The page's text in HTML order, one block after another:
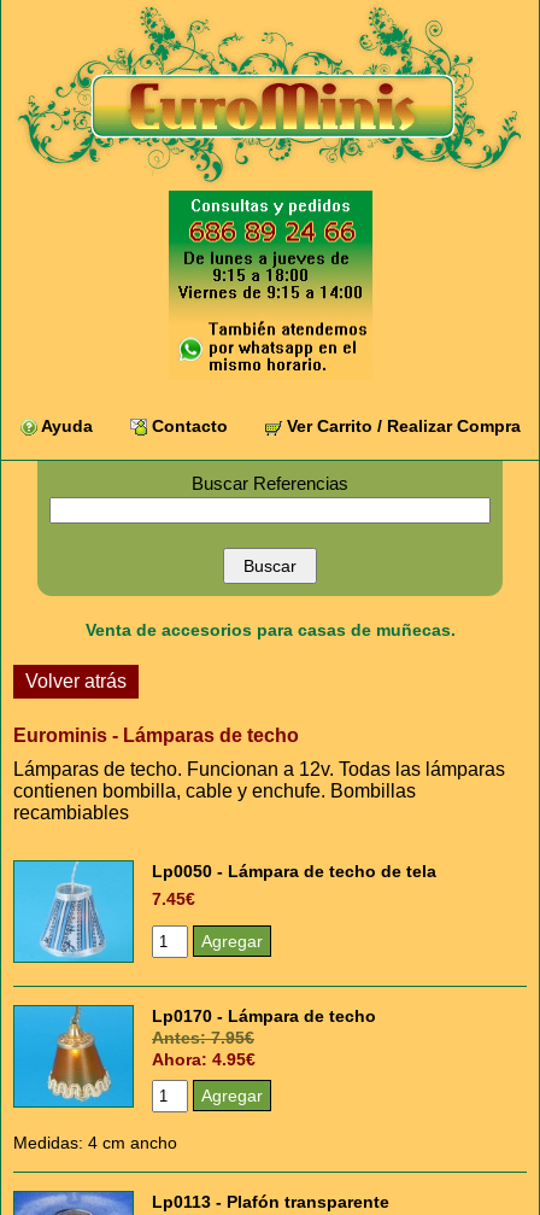
Ver Carrito / Realizar Compra
Contacto
Ayuda
Buscar Referencias
Venta de accesorios para casas de muñecas.
Volver atrás
Eurominis - Lámparas de techo
Lámparas de techo. Funcionan a 12v. Todas las lámparas
contienen bombilla, cable y enchufe. Bombillas
recambiables
Lp0050 - Lámpara de techo de tela
7.45€
Lp0170 - Lámpara de techo
Antes: 7.95€
Ahora: 4.95€
Medidas: 4 cm ancho
Lp0113 - Plafón transparente